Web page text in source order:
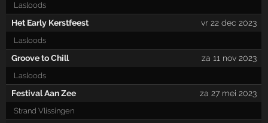
Lasloods
Het Early Kerstfeest vr 22 dec 2023
Lasloods
Groove to Chill za 11 nov 2023
Lasloods
Festival Aan Zee za 27 mei 2023
Strand Vlissingen